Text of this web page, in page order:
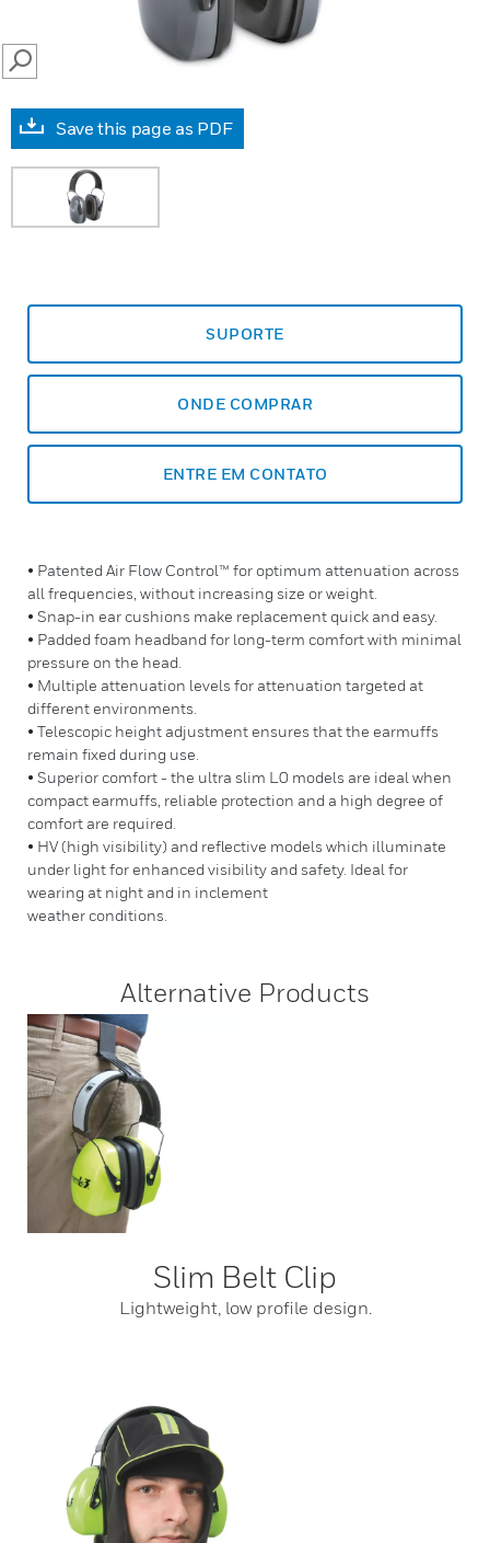
SEARCH
Save this page as PDF
SUPORTE
ONDE COMPRAR
ENTRE EM CONTATO
• Patented Air Flow Control™ for optimum attenuation across
all frequencies, without increasing size or weight.
• Snap-in ear cushions make replacement quick and easy.
• Padded foam headband for long-term comfort with minimal
pressure on the head.
• Multiple attenuation levels for attenuation targeted at
different environments.
• Telescopic height adjustment ensures that the earmuffs
remain fixed during use.
• Superior comfort - the ultra slim L0 models are ideal when
compact earmuffs, reliable protection and a high degree of
comfort are required.
• HV (high visibility) and reflective models which illuminate
under light for enhanced visibility and safety. Ideal for
wearing at night and in inclement
weather conditions.
Alternative Products
Slim Belt Clip
Lightweight, low profile design.